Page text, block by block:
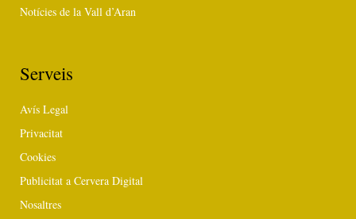
Notícies de la Vall d’Aran
Serveis
Avís Legal
Privacitat
Cookies
Publicitat a Cervera Digital
Nosaltres